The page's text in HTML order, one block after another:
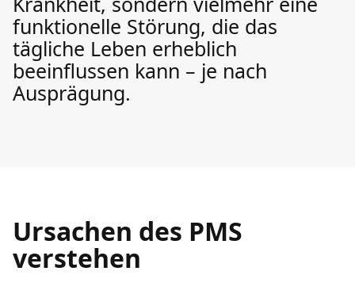
funktionelle Störung, die das
tägliche Leben erheblich
beeinflussen kann – je nach
Ausprägung.
Ursachen des PMS
verstehen